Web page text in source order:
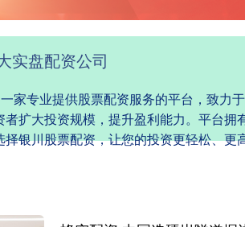
实盘配资公司
家专业提供股票配资服务的平台，致力
扩大投资规模，提升盈利能力。平台拥
银川股票配资，让您的投资更轻松、更